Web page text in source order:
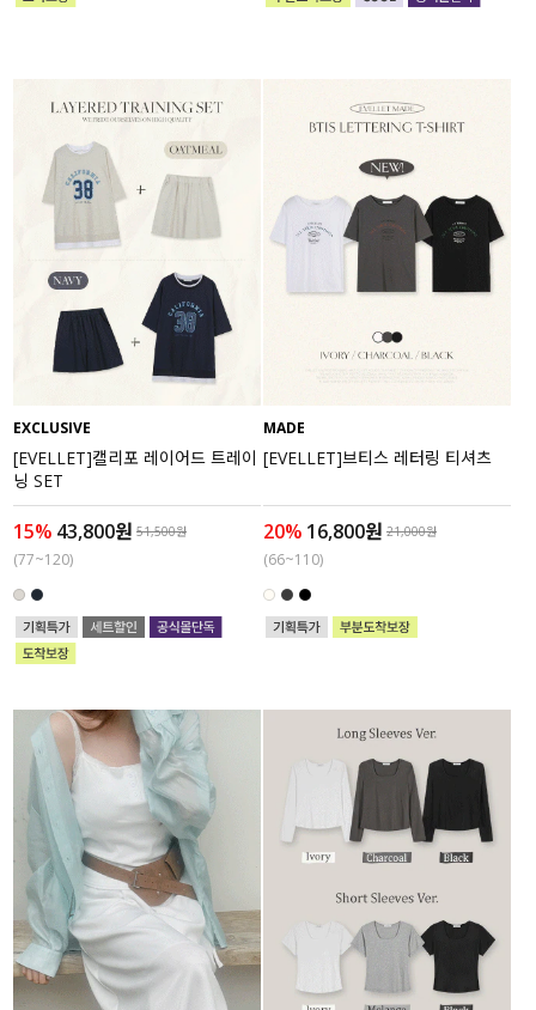
EXCLUSIVE
[EVELLET]캘리포 레이어드 트레이
닝 SET
15% 43,800원 51,500원
(77~120)
MADE
[EVELLET]브티스 레터링 티셔츠
20% 16,800원 21,000원
(66~110)